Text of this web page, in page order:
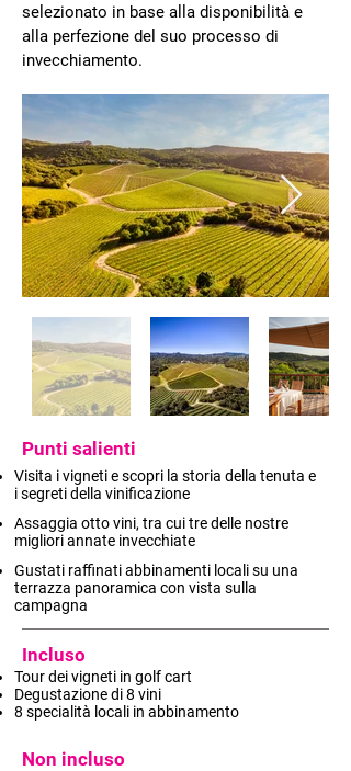
selezionato in base alla disponibilità e
alla perfezione del suo processo di
invecchiamento.
Punti salienti
Visita i vigneti e scopri la storia della tenuta e
i segreti della vinificazione
Assaggia otto vini, tra cui tre delle nostre
migliori annate invecchiate
Gustati raffinati abbinamenti locali su una
terrazza panoramica con vista sulla
campagna
Incluso
Tour dei vigneti in golf cart
Degustazione di 8 vini
8 specialità locali in abbinamento
Non incluso